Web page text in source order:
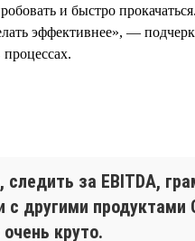
и быстро
эффективнее», —
за EBITDA,
с другими
круто.